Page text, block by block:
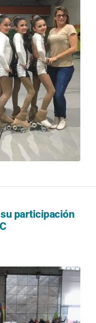
participación